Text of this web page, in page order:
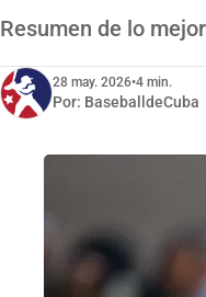
Resumen de lo
28 may. 2026•4 min.
Por: BaseballdeCuba